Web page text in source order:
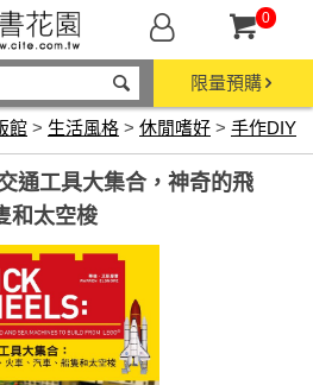
0
限量預購
館 > 生活風格 > 休閒嗜好 > 手作DIY
通工具大集合，神奇的飛
和太空梭